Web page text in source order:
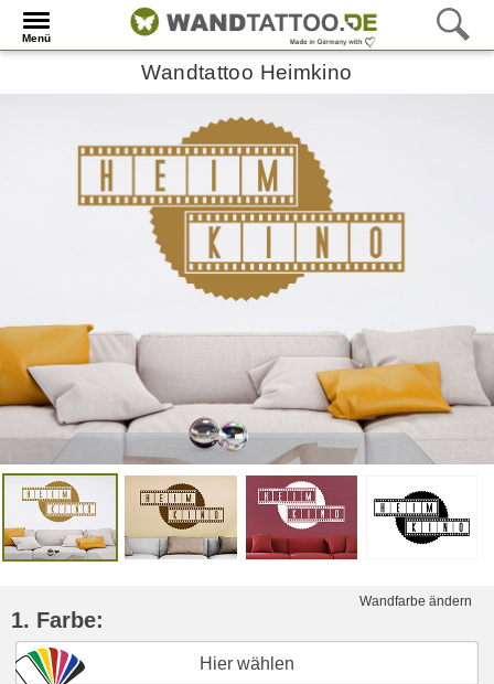
Menü
Wandtattoo Heimkino
Wandfarbe ändern
1. Farbe:
Hier wählen